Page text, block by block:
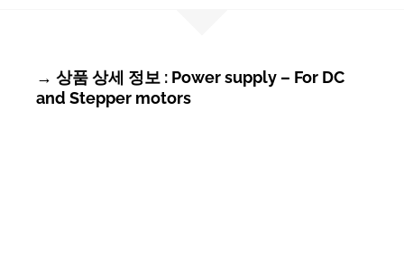
→ 상품 상세 정보 : Power supply – For DC
and Stepper motors